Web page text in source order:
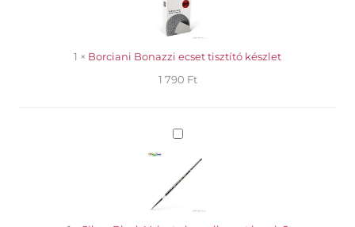
tisztító
készlet
1 × Borciani Bonazzi ecset tisztító készlet
1 790 Ft
Silver
Velvet
akvarell
kerek